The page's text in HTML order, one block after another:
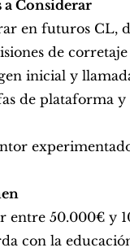
a Considerar
en futuros CL,
de corretaje
inicial y
de plataforma
entre 50.000€ y
con la